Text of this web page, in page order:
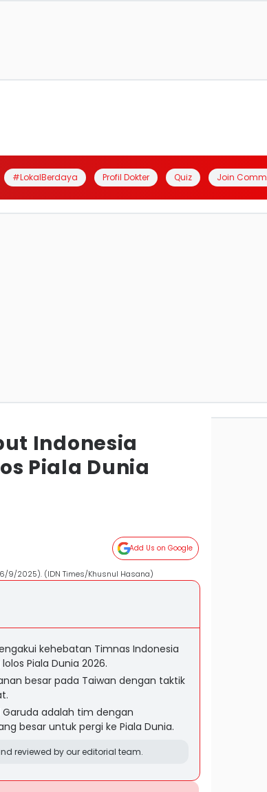
#LokalBerdaya Profil Dokter Quiz Join
Indonesia
Piala Dunia
Add Us on Google
9/2025). (IDN Times/Khusnul Hasana)
kehebatan Timnas Indonesia
Piala Dunia 2026.
besar pada Taiwan dengan taktik
adalah tim dengan
besar untuk pergi ke Piala Dunia.
reviewed by our editorial team.